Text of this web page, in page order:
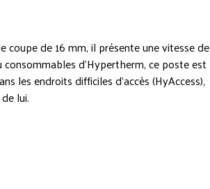
de 16 mm, il présente une vitesse de
d'Hypertherm, ce poste est
les endroits difficiles d'accès (HyAccess),
lui.